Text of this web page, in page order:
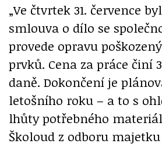
„Ve čtvrtek 31. července
smlouva o dílo se
provede opravu
prvků. Cena za práce činí
daně. Dokončení je
letošního roku – a to s
lhůty potřebného
Školoud z odboru